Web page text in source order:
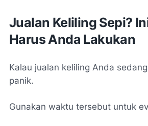
Jualan Keliling Sepi?
Harus Anda Lakukan
Kalau jualan keliling Anda
panik.
Gunakan waktu tersebut untuk